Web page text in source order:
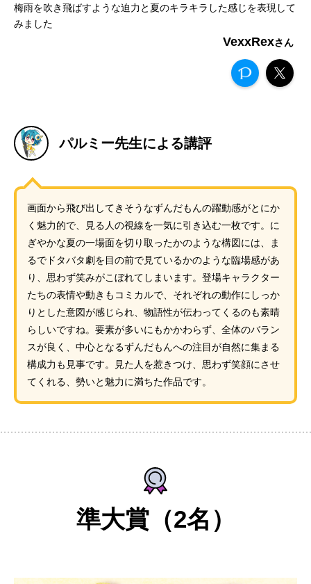
梅雨を吹き飛ばすような迫力と夏のキラキラした感じを表現して
みました
VexxRex
パルミー先生による講評
画面から飛び出してきそうなずんだもんの躍動感がとにか
く魅力的で、見る人の視線を一気に引き込む一枚です。に
ぎやかな夏の一場面を切り取ったかのような構図には、ま
るでドタバタ劇を目の前で見ているかのような臨場感があ
り、思わず笑みがこぼれてしまいます。登場キャラクター
たちの表情や動きもコミカルで、それぞれの動作にしっか
りとした意図が感じられ、物語性が伝わってくるのも素晴
らしいですね。要素が多いにもかかわらず、全体のバラン
スが良く、中心となるずんだもんへの注目が自然に集まる
構成力も見事です。見た人を惹きつけ、思わず笑顔にさせ
てくれる、勢いと魅力に満ちた作品です。
準大賞（2名）